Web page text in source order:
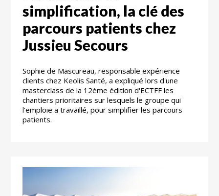
simplification, la clé des
parcours patients chez
Jussieu Secours
Sophie de Mascureau, responsable expérience
clients chez Keolis Santé, a expliqué lors d'une
masterclass de la 12ème édition d'ECTFF les
chantiers prioritaires sur lesquels le groupe qui
l'emploie a travaillé, pour simplifier les parcours
patients.